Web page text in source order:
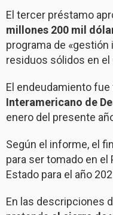
El tercer préstamo
millones 200 mil
programa de
residuos sólidos en el
El endeudamiento
Interamericano de
enero del presente
Según el informe, el
para ser tomado en el
Estado para el año
En las descripciones